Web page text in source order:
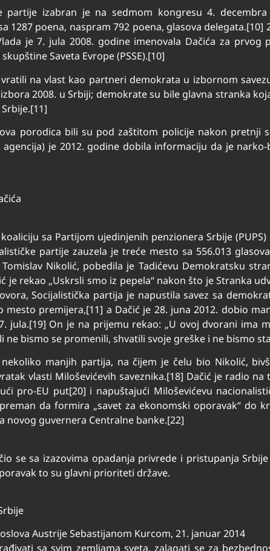
partije izabran je na sedmom kongresu 4.
1287 poena, naspram 792 poena, glasova
je 7. jula 2008. godine imenovala Dačića za
Saveta Evrope (PSSE).[10]
na vlast kao partneri demokrata u izbornom
2008. u Srbiji; demokrate su bile glavna stranka
porodica bili su pod zaštitom policije nakon pretnji
agencija) je 2012. godine dobila informaciju da je
sa Partijom ujedinjenih penzionera Srbije
partije zauzela je treće mesto sa 556.013
Nikolić, pobedila je Tadićevu Demokratsku
je rekao „Uskrsli smo iz pepela“ nakon što je Stranka
Socijalistička partija je napustila savez sa
mesto premijera,[11] a Dačić je 28. juna 2012. dobio
jula.[19] On je na prijemu rekao: „U ovoj dvorani ima
ne bismo se promenili, shvatili svoje greške i ne bismo
manjih partija, na čijem je čelu bio Nikolić,
vlasti Miloševićevih saveznika.[18] Dačić je radio
pro-EU put[20] i napuštajući Miloševićevu
da formira „savet za ekonomski oporavak“ do
novog guvernera Centralne banke.[22]
se sa izazovima opadanja privrede i pristupanja
to su glavni prioriteti države.
Austrije Sebastijanom Kurcom, 21. januar 2014
sa svim zemljama sveta, zalagati se za